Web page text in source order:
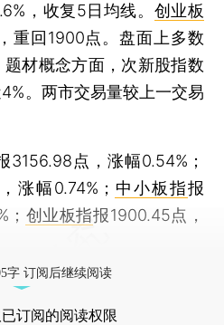
，收复5日均线。 创业板
重回1900点。盘面上多数
材概念方面，次新股指数
。两市交易量较上一交易
3156.98点，涨幅0.54%；
涨幅0.74%； 中小板指报
创业板指报1900.45点，
字 订阅后继续阅读
订阅的阅读权限